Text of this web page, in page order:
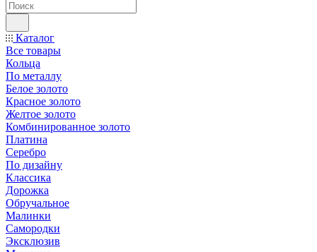
Каталог
Все товары
Кольца
По металлу
Белое золото
Красное золото
Желтое золото
Комбинированное золото
Платина
Серебро
По дизайну
Классика
Дорожка
Обручальное
Малинки
Самородки
Эксклюзив